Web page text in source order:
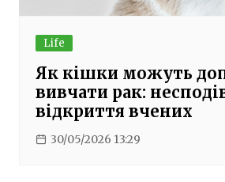
Life
Як кішки можуть
вивчати рак:
відкриття вчених
30/05/2026 13:29